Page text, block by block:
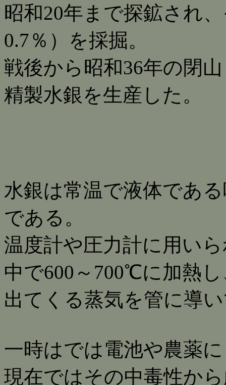
昭和20年まで探鉱され
0.7％）を採掘。
戦後から昭和36年の閉
精製水銀を生産した。
水銀は常温で液体であ
である。
温度計や圧力計に用い
中で600～700℃に加熱
出てくる蒸気を管に導
一時はでは電池や農薬
現在ではその中毒性か